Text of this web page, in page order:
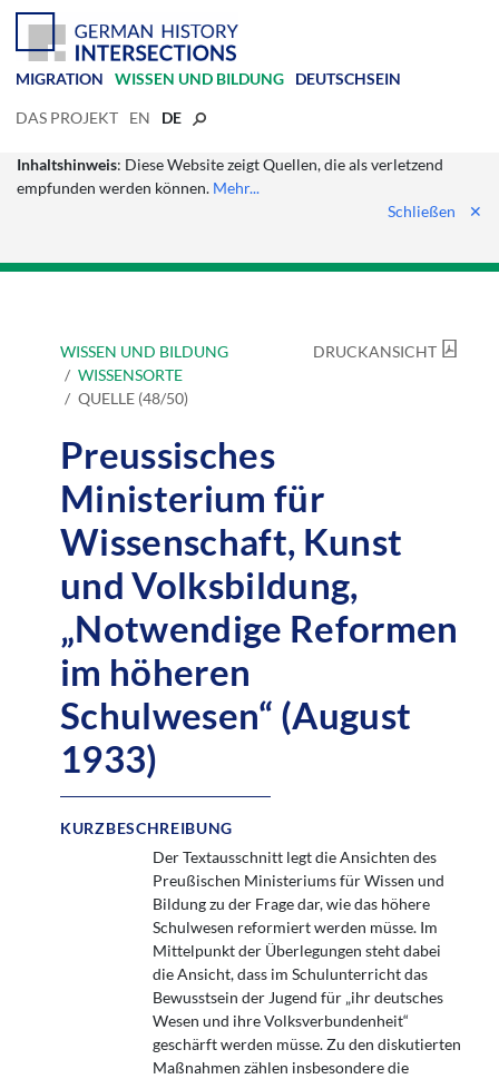
MIGRATION WISSEN UND BILDUNG DEUTSCHSEIN
DAS PROJEKT EN DE
Inhaltshinweis: Diese Website zeigt Quellen, die als verletzend
empfunden werden können. Mehr...
Schließen
✕
WISSEN UND BILDUNG
WISSENSORTE
QUELLE (48/50)
DRUCKANSICHT
Preussisches
Ministerium für
Wissenschaft, Kunst
und Volksbildung,
„Notwendige Reformen
im höheren
Schulwesen“ (August
1933)
KURZBESCHREIBUNG
Der Textausschnitt legt die Ansichten des
Preußischen Ministeriums für Wissen und
Bildung zu der Frage dar, wie das höhere
Schulwesen reformiert werden müsse. Im
Mittelpunkt der Überlegungen steht dabei
die Ansicht, dass im Schulunterricht das
Bewusstsein der Jugend für „ihr deutsches
Wesen und ihre Volksverbundenheit“
geschärft werden müsse. Zu den diskutierten
Maßnahmen zählen insbesondere die